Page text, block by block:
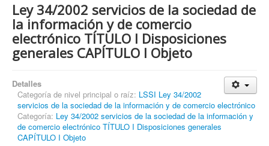
Políticas de Cookies
¿Quienes tienen que cumplir con la LOPD RGPD?
¿Estas cumpliendo con la LOPD - RGPD?
¿Que podemos hacer por ti?
¿Cuando es obligatorio nombrar un DPD / DPO ?
Notas
Nosotros y contacto
Ley 34/2002 servicios de la sociedad de
la información y de comercio
electrónico TÍTULO I Disposiciones
generales CAPÍTULO I Objeto
Detalles
Categoría de nivel principal o raíz: LSSI Ley 34/2002
servicios de la sociedad de la información y de comercio electrónico
Categoría: Ley 34/2002 servicios de la sociedad de la información y
de comercio electrónico TÍTULO I Disposiciones generales
CAPÍTULO I Objeto